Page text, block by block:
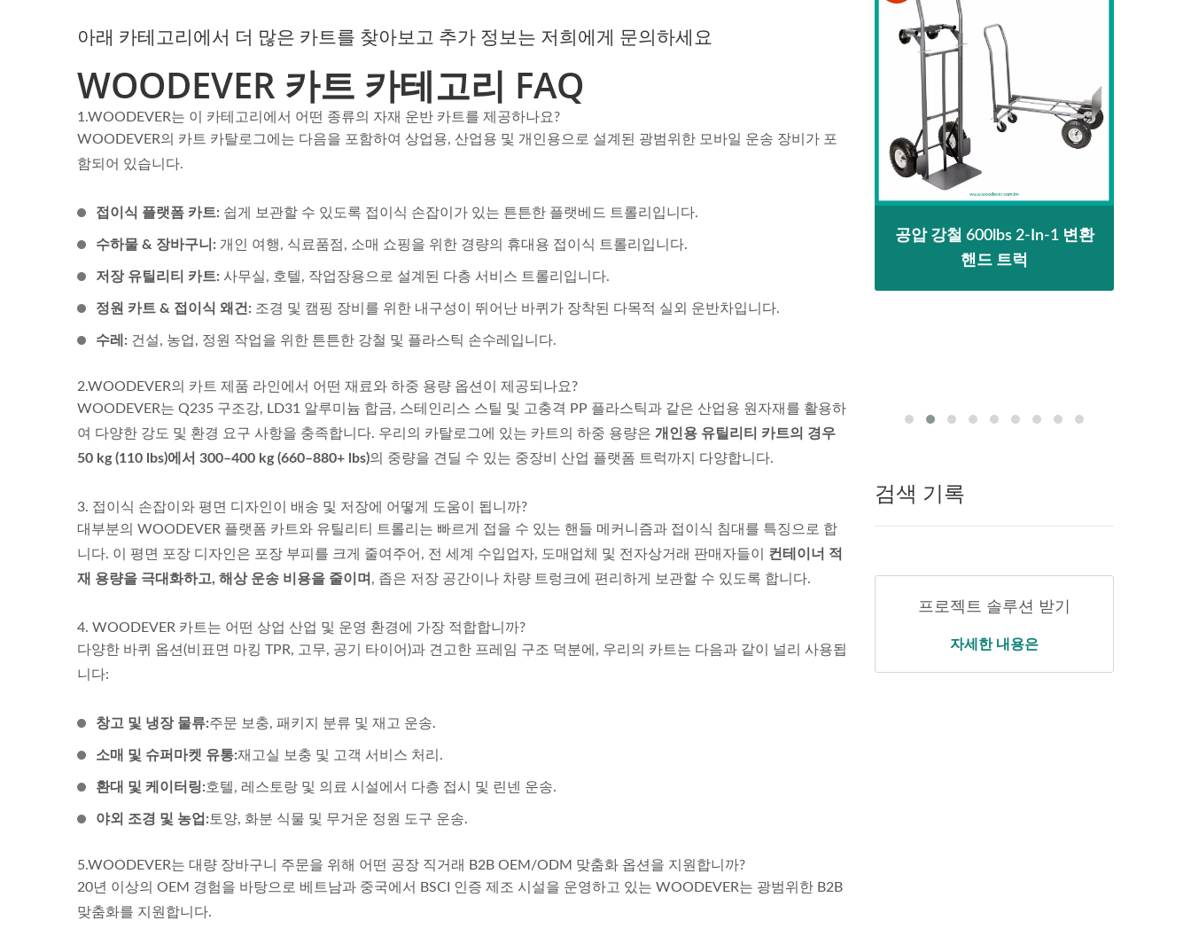
아래 카테고리에서 더 많은 카트를 찾아보고 추가 정보는 저희에게 문의하세요
WOODEVER 카트 카테고리 FAQ
1.WOODEVER는 이 카테고리에서 어떤 종류의 자재 운반 카트를 제공하나요?
WOODEVER의 카트 카탈로그에는 다음을 포함하여 상업용, 산업용 및 개인용으로 설계된 광범위한 모바일 운송 장비가 포
함되어 있습니다.
접이식 플랫폼 카트: 쉽게 보관할 수 있도록 접이식 손잡이가 있는 튼튼한 플랫베드 트롤리입니다.
수하물 & 장바구니: 개인 여행, 식료품점, 소매 쇼핑을 위한 경량의 휴대용 접이식 트롤리입니다.
저장 유틸리티 카트: 사무실, 호텔, 작업장용으로 설계된 다층 서비스 트롤리입니다.
정원 카트 & 접이식 왜건: 조경 및 캠핑 장비를 위한 내구성이 뛰어난 바퀴가 장착된 다목적 실외 운반차입니다.
수레: 건설, 농업, 정원 작업을 위한 튼튼한 강철 및 플라스틱 손수레입니다.
2.WOODEVER의 카트 제품 라인에서 어떤 재료와 하중 용량 옵션이 제공되나요?
WOODEVER는 Q235 구조강, LD31 알루미늄 합금, 스테인리스 스틸 및 고충격 PP 플라스틱과 같은 산업용 원자재를 활용하
여 다양한 강도 및 환경 요구 사항을 충족합니다. 우리의 카탈로그에 있는 카트의 하중 용량은 개인용 유틸리티 카트의 경우
50 kg (110 lbs)에서 300–400 kg (660–880+ lbs)의 중량을 견딜 수 있는 중장비 산업 플랫폼 트럭까지 다양합니다.
3. 접이식 손잡이와 평면 디자인이 배송 및 저장에 어떻게 도움이 됩니까?
대부분의 WOODEVER 플랫폼 카트와 유틸리티 트롤리는 빠르게 접을 수 있는 핸들 메커니즘과 접이식 침대를 특징으로 합
니다. 이 평면 포장 디자인은 포장 부피를 크게 줄여주어, 전 세계 수입업자, 도매업체 및 전자상거래 판매자들이 컨테이너 적
재 용량을 극대화하고, 해상 운송 비용을 줄이며 , 좁은 저장 공간이나 차량 트렁크에 편리하게 보관할 수 있도록 합니다.
4. WOODEVER 카트는 어떤 상업 산업 및 운영 환경에 가장 적합합니까?
다양한 바퀴 옵션(비표면 마킹 TPR, 고무, 공기 타이어)과 견고한 프레임 구조 덕분에, 우리의 카트는 다음과 같이 널리 사용됩
니다:
창고 및 냉장 물류:주문 보충, 패키지 분류 및 재고 운송.
소매 및 슈퍼마켓 유통:재고실 보충 및 고객 서비스 처리.
환대 및 케이터링:호텔, 레스토랑 및 의료 시설에서 다층 접시 및 린넨 운송.
야외 조경 및 농업: 토양, 화분 식물 및 무거운 정원 도구 운송.
5.WOODEVER는 대량 장바구니 주문을 위해 어떤 공장 직거래 B2B OEM/ODM 맞춤화 옵션을 지원합니까?
20년 이상의 OEM 경험을 바탕으로 베트남과 중국에서 BSCI 인증 제조 시설을 운영하고 있는 WOODEVER는 광범위한 B2B
맞춤화를 지원합니다.
경량 강철 핸드 트럭 공급업체
핸드 트럭 공급업체 맞춤형 핸
드 트럭. 전문 OEMODM 핸드
트럭 공급업체 맞춤형 핸드 트
대형 판 접이식 강철 핸드 트럭
스키드가 있는 강철 접이식 텔
공압 강철 600lbs 2-In-1 변환
핸드 트럭
검색 기록
프로젝트 솔루션 받기
자세한 내용은